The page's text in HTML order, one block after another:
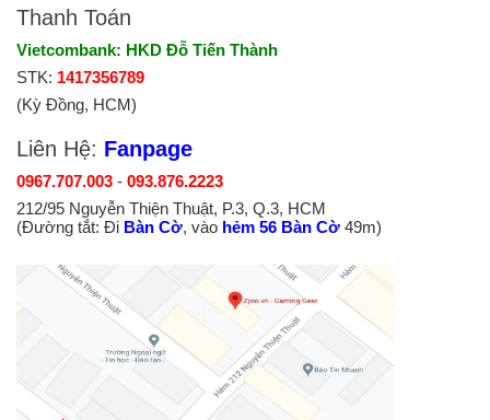
Thanh Toán
Vietcombank: HKD Đỗ Tiến Thành
STK: 1417356789
(Kỳ Đồng, HCM)
Liên Hệ: Fanpage
0967.707.003 - 093.876.2223
212/95 Nguyễn Thiện Thuật, P.3, Q.3, HCM
(Đường tắt: Đi Bàn Cờ, vào hẻm 56 Bàn Cờ 49m)